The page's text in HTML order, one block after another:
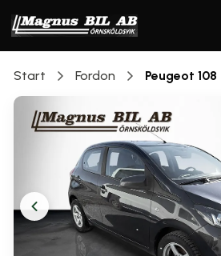
Start Fordon Peugeot 108